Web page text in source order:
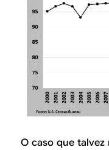
O caso que talvez